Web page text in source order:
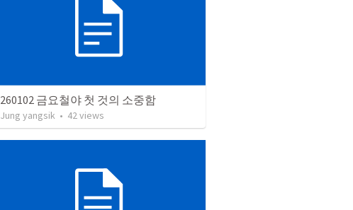
260102 금요철야 첫 것의 소중함
Jung yangsik • 42views